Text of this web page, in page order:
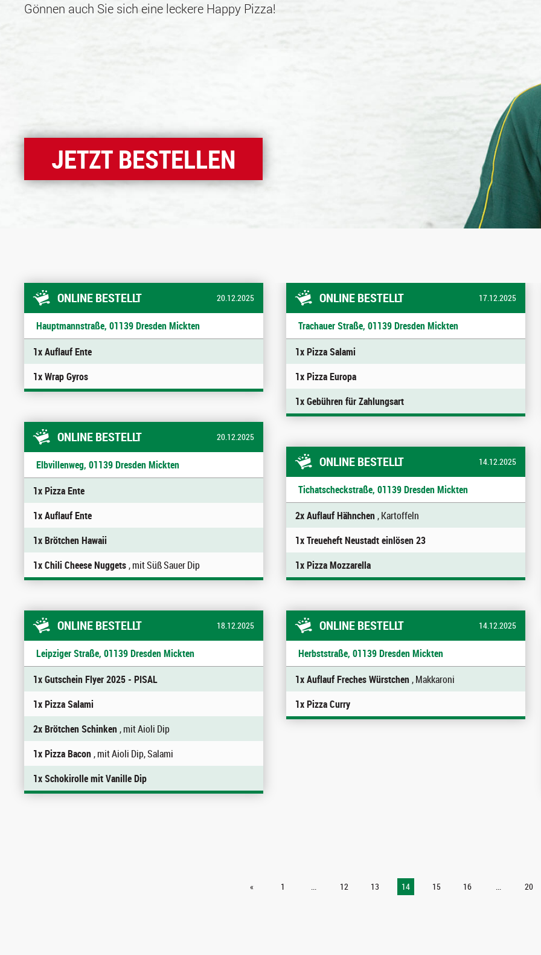
Gönnen auch Sie sich eine leckere Happy Pizza!
JETZT BESTELLEN
ONLINE BESTELLT 20.12.2025
Hauptmannstraße, 01139 Dresden Mickten
1x Auflauf Ente
1x Wrap Gyros
ONLINE BESTELLT 20.12.2025
Elbvillenweg, 01139 Dresden Mickten
1x Pizza Ente
1x Auflauf Ente
1x Brötchen Hawaii
1x Chili Cheese Nuggets, mit Süß Sauer Dip
ONLINE BESTELLT 18.12.2025
Leipziger Straße, 01139 Dresden Mickten
1x Gutschein Flyer 2025 - PISAL
1x Pizza Salami
2x Brötchen Schinken, mit Aioli Dip
1x Pizza Bacon, mit Aioli Dip, Salami
1x Schokirolle mit Vanille Dip
ONLINE BESTELLT 17.12.2025
Trachauer Straße, 01139 Dresden Mickten
1x Pizza Salami
1x Pizza Europa
1x Gebühren für Zahlungsart
ONLINE BESTELLT 14.12.2025
Tichatscheckstraße, 01139 Dresden Mickten
2x Auflauf Hähnchen, Kartoffeln
1x Treueheft Neustadt einlösen 23
1x Pizza Mozzarella
ONLINE BESTELLT 14.12.2025
Herbststraße, 01139 Dresden Mickten
1x Auflauf Freches Würstchen, Makkaroni
1x Pizza Curry
« 1 ... 12 13 14 15 16 ... 20